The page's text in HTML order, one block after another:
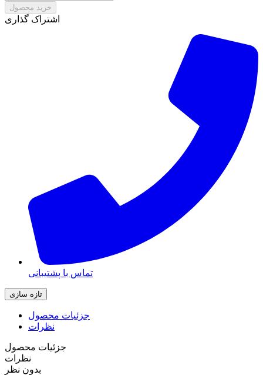
خرید محصول
اشتراک گذاری
تماس با پشتیبانی
جزئیات محصول
نظرات
جزئیات محصول
نظرات
بدون نظر